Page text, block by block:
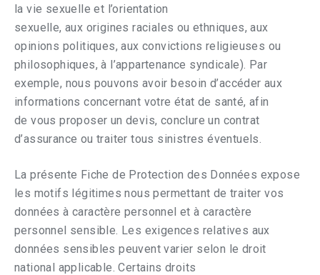
la vie sexuelle et l’orientation
sexuelle, aux origines raciales ou ethniques, aux
opinions politiques, aux convictions religieuses ou
philosophiques, à l’appartenance syndicale). Par
exemple, nous pouvons avoir besoin d’accéder aux
informations concernant votre état de santé, afin
de vous proposer un devis, conclure un contrat
d’assurance ou traiter tous sinistres éventuels.
La présente Fiche de Protection des Données expose
les motifs légitimes nous permettant de traiter vos
données à caractère personnel et à caractère
personnel sensible. Les exigences relatives aux
données sensibles peuvent varier selon le droit
national applicable. Certains droits